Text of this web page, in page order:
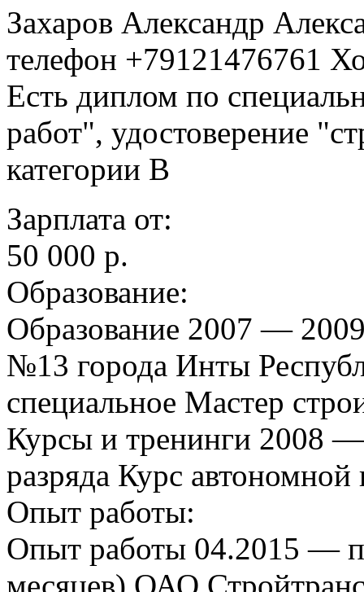
Захаров Александр
телефон +79121476761
Есть диплом по
работ", удостоверение
категории В
Зарплата от:
50 000 р.
Образование:
Образование 2007 —
№13 города Инты
специальное Мастер
Курсы и тренинги 2008
разряда Курс
Опыт работы:
Опыт работы 04.2015 —
месяцев) ОАО